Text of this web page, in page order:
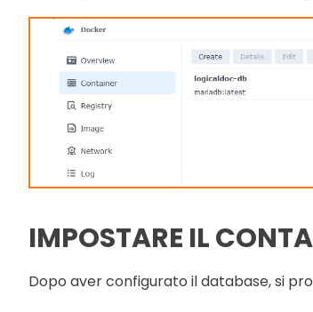
IMPOSTARE IL
Dopo aver configurato il database, si